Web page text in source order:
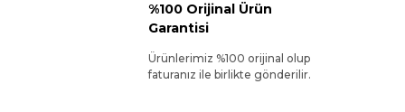
%100 Orijinal Ürün
Garantisi
Ürünlerimiz %100 orijinal olup
faturanız ile birlikte gönderilir.